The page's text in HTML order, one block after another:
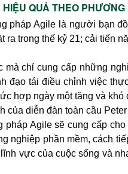
QUẢ THEO
pháp Agile là người bạn
ra trong thế kỷ 21; cải tiến
mà chỉ cung cấp những
đạo tái điều chỉnh việc
hợp ngày một tăng và khó
của diễn đàn toàn cầu Peter
Agile sẽ cung cấp
nghiệp phần mềm, cách
vực của cuộc sống và